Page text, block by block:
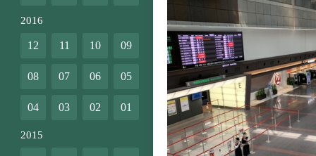
2016
12 11 10 09
08 07 06 05
04 03 02 01
2015